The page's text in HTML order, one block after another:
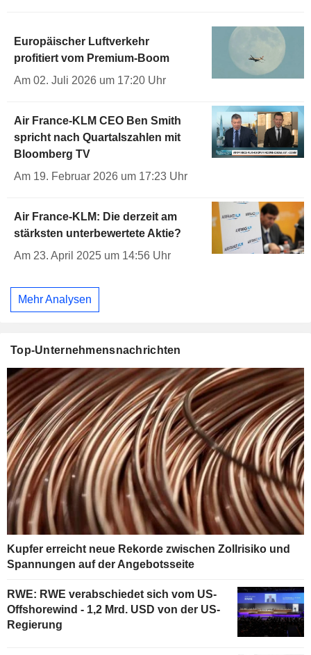
Europäischer Luftverkehr
profitiert vom Premium-Boom
Am 02. Juli 2026 um 17:20 Uhr
Air France-KLM CEO Ben Smith
spricht nach Quartalszahlen mit
Bloomberg TV
Am 19. Februar 2026 um 17:23 Uhr
Air France-KLM: Die derzeit am
stärksten unterbewertete Aktie?
Am 23. April 2025 um 14:56 Uhr
Mehr Analysen
Top-Unternehmensnachrichten
Kupfer erreicht neue Rekorde zwischen Zollrisiko und
Spannungen auf der Angebotsseite
RWE: RWE verabschiedet sich vom US-
Offshorewind - 1,2 Mrd. USD von der US-
Regierung